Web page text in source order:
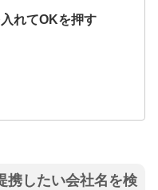
れてOKを押す
携したい会社名を検